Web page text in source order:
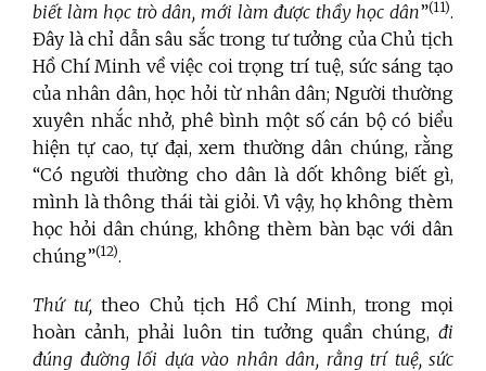
biết làm học trò dân, mới làm được thầy học dân”(11).
Đây là chỉ dẫn sâu sắc trong tư tưởng của Chủ tịch
Hồ Chí Minh về việc coi trọng trí tuệ, sức sáng tạo
của nhân dân, học hỏi từ nhân dân; Người thường
xuyên nhắc nhở, phê bình một số cán bộ có biểu
hiện tự cao, tự đại, xem thường dân chúng, rằng
“Có người thường cho dân là dốt không biết gì,
mình là thông thái tài giỏi. Vì vậy, họ không thèm
học hỏi dân chúng, không thèm bàn bạc với dân
chúng”(12).
Thứ tư,theo Chủ tịch Hồ Chí Minh, trong mọi
hoàn cảnh, phải luôn tin tưởng quần chúng, đi
đúng đường lối dựa vào nhân dân, rằng trí tuệ, sức